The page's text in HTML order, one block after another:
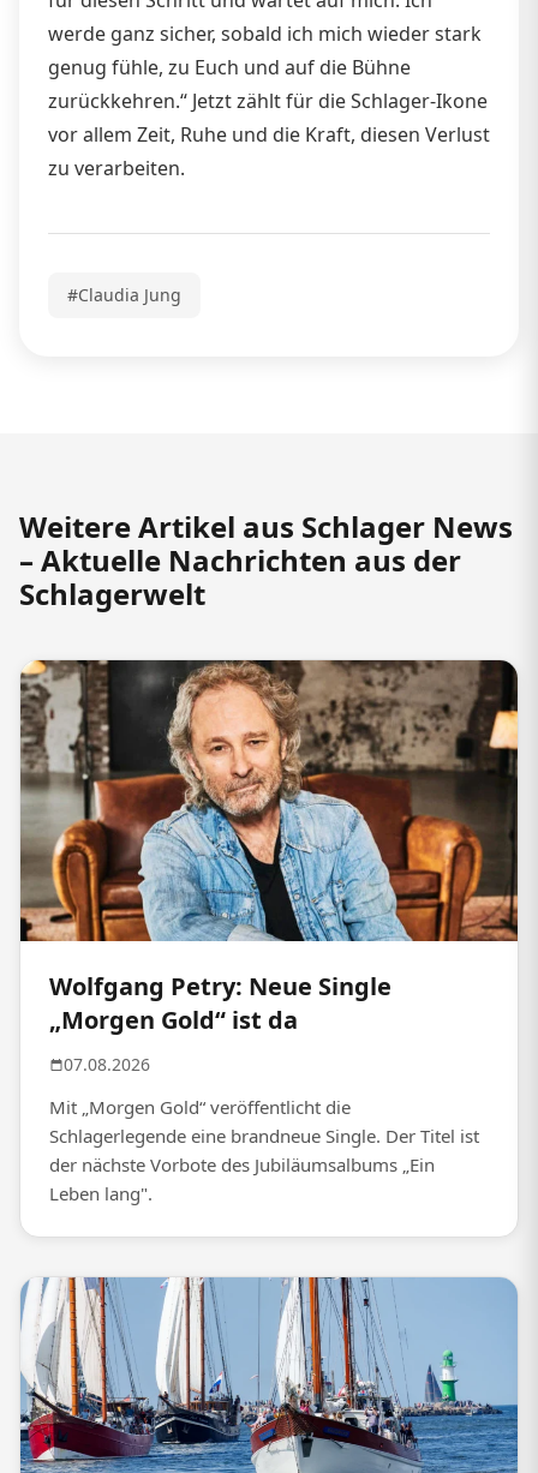
werde ganz sicher, sobald ich mich wieder stark
genug fühle, zu Euch und auf die Bühne
zurückkehren.“ Jetzt zählt für die Schlager-Ikone
vor allem Zeit, Ruhe und die Kraft, diesen Verlust
zu verarbeiten.
#Claudia Jung
Weitere Artikel aus Schlager News
– Aktuelle Nachrichten aus der
Schlagerwelt
Wolfgang Petry: Neue Single
„Morgen Gold“ ist da
07.08.2026
Mit „Morgen Gold“ veröffentlicht die
Schlagerlegende eine brandneue Single. Der Titel ist
der nächste Vorbote des Jubiläumsalbums „Ein
Leben lang".